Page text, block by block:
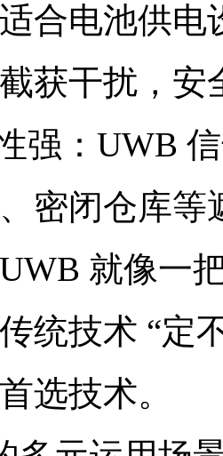
合电池供
获干扰，安
：UWB 信
密闭仓库
就像一
统技术 “定
选技术。